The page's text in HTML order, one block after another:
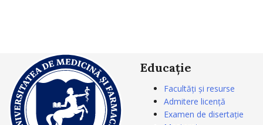
Educație
Facultăți și resurse
Admitere licență
Examen de disertație